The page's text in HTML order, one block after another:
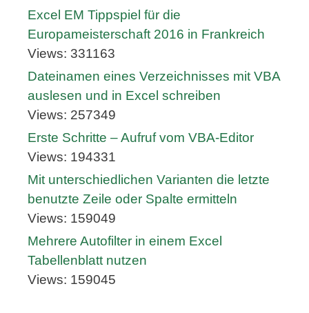
Excel EM Tippspiel für die
Europameisterschaft 2016 in Frankreich
Views: 331163
Dateinamen eines Verzeichnisses mit VBA
auslesen und in Excel schreiben
Views: 257349
Erste Schritte – Aufruf vom VBA-Editor
Views: 194331
Mit unterschiedlichen Varianten die letzte
benutzte Zeile oder Spalte ermitteln
Views: 159049
Mehrere Autofilter in einem Excel
Tabellenblatt nutzen
Views: 159045